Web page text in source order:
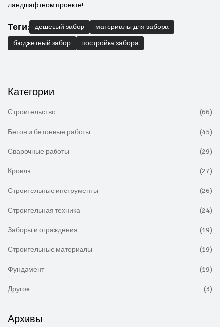
ландшафтном проекте!
Теги: дешевый забор
материалы для забора
бюджетный забор
постройка забора
Категории
Строительство (66)
Бетон и бетонные работы (45)
Сварочные работы (29)
Кровля (27)
Строительные инструменты (26)
Строительная техника (24)
Заборы и ограждения (19)
Строительные материалы (19)
Фундамент (19)
Другое (3)
Архивы